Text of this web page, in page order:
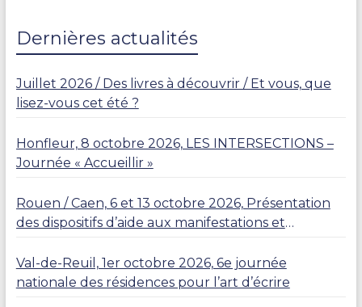
Dernières actualités
Juillet 2026 / Des livres à découvrir / Et vous, que
lisez-vous cet été ?
Honfleur, 8 octobre 2026, LES INTERSECTIONS –
Journée « Accueillir »
Rouen / Caen, 6 et 13 octobre 2026, Présentation
des dispositifs d’aide aux manifestations et
Val-de-Reuil, 1er octobre 2026, 6e journée
nationale des résidences pour l’art d’écrire